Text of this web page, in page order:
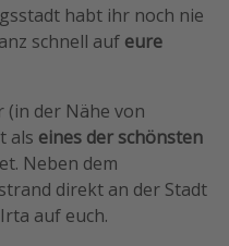
habt ihr noch nie
schnell auf eure
(in der Nähe von
als eines der schönsten
Neben dem
direkt an der Stadt
auf euch.